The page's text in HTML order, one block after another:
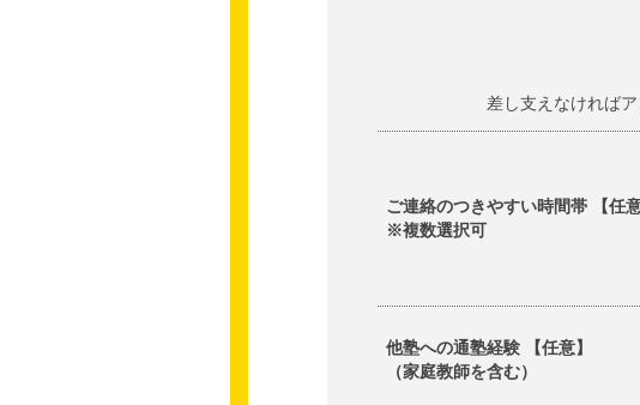
差し支えなければ
ご連絡のつきやすい時間帯 【任意
※複数選択可
他塾への通塾経験 【任意】
（家庭教師を含む）